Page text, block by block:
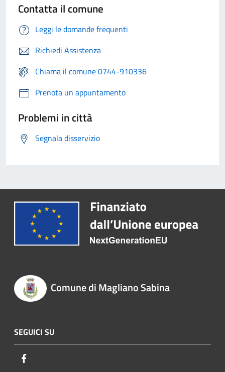
Contatta il comune
Leggi le domande frequenti
Richiedi Assistenza
Chiama il comune 0744-910336
Prenota un appuntamento
Problemi in città
Segnala disservizio
Comune di Magliano Sabina
SEGUICI SU